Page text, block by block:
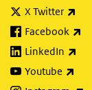
X Twitter
Facebook
LinkedIn
Youtube